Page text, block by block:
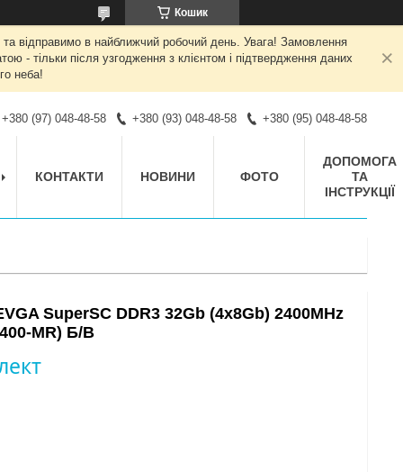
Кошик
відправимо в найближчий робочий день. Увага! Замовлення
- тільки після узгодження з клієнтом і підтвердження даних
неба!
+380 (97) 048-48-58 +380 (93) 048-48-58 +380 (95) 048-48-58
КОНТАКТИ НОВИНИ ФОТО
ДОПОМОГА
ТА
ІНСТРУКЦІЇ
SuperSC DDR3 32Gb (4x8Gb) 2400MHz
MR) Б/В